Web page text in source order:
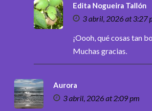
Edita Nogueira Tallón
3 abril, 2026 at 3:27
¡Oooh, qué cosas tan
Muchas gracias.
Aurora
3 abril, 2026 at 2:09 pm